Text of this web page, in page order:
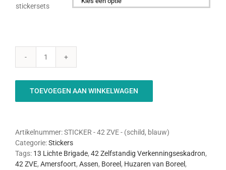
stickersets
42
-
Sticker
schild
TOEVOEGEN AAN WINKELWAGEN
Artikelnummer:STICKER - 42 ZVE - (schild, blauw)
Categorie:Stickers
Tags: 13 Lichte Brigade, 42 Zelfstandig Verkenningseskadron,
42 ZVE, Amersfoort, Assen, Boreel , Huzaren van Boreel ,